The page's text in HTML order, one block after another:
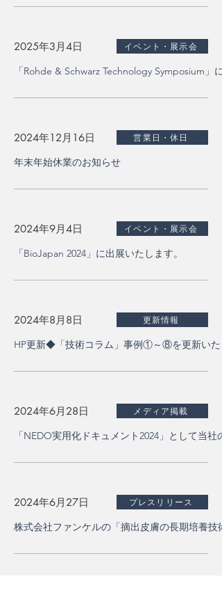
2025年3月4日 イベント・展示会
「Rohde & Schwarz Technology Symposium
2024年12月16日 営業日・休日
年末年始休業のお知らせ
2024年9月4日 イベント・展示会
「BioJapan 2024」に出展いたします。
2024年8月8日 更新情報
HP更新◆「技術コラム」事例①～⑧を更新いた
2024年6月28日 メディア掲載
「NEDO実用化ドキュメント2024」として当
2024年6月27日 プレスリリース
株式会社ファンケルの「摘出皮膚の長期培養